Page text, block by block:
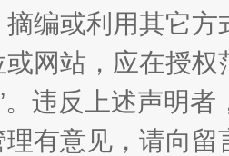
编或利用其它
网站，应在授
。违反上述声明
有意见，请向